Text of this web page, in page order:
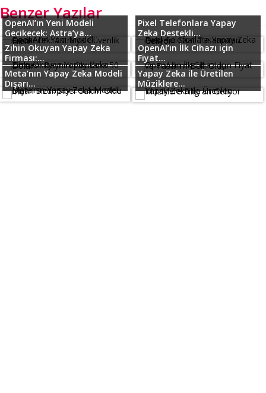
Benzer Yazılar
OpenAI’ın Yeni Modeli
Gecikecek: Astra’ya...
Pixel Telefonlara Yapay
Zeka Destekli...
Zihin Okuyan Yapay Zeka
Firması:...
OpenAI’ın İlk Cihazı için
Fiyat...
Meta’nın Yapay Zeka Modeli
Dışarı...
Yapay Zeka ile Üretilen
Müziklere...